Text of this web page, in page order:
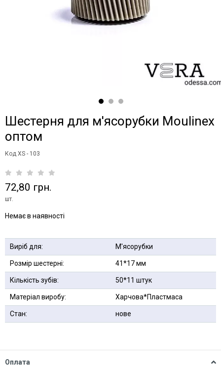
Шестерня для м'ясорубки Moulinex
оптом
Код XS - 103
72,80 грн.
шт.
Немає в наявності
Виріб для: М'ясорубки
Розмір шестерні: 41*17 мм
Кількість зубів: 50*11 штук
Матеріал виробу: Харчова*Пластмаса
Стан: нове
Оплата